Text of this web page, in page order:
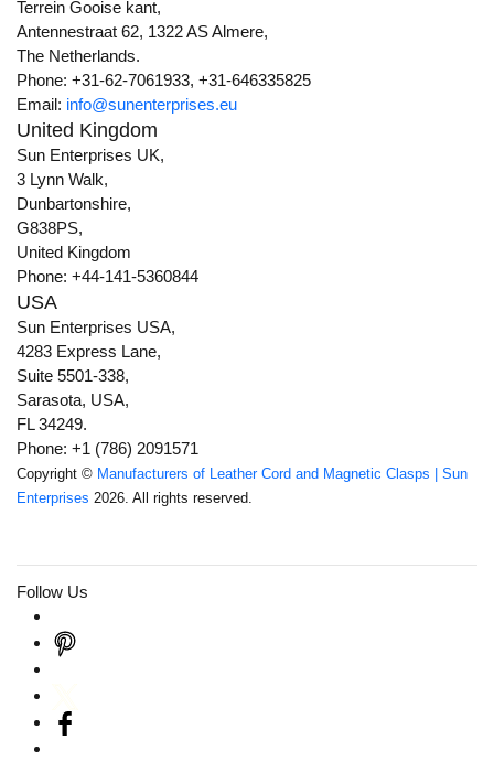
Terrein Gooise kant,
Antennestraat 62, 1322 AS Almere,
The Netherlands.
Phone: +31-62-7061933, +31-646335825
Email: info@sunenterprises.eu
United Kingdom
Sun Enterprises UK,
3 Lynn Walk,
Dunbartonshire,
G838PS,
United Kingdom
Phone: +44-141-5360844
USA
Sun Enterprises USA,
4283 Express Lane,
Suite 5501-338,
Sarasota, USA,
FL 34249.
Phone: +1 (786) 2091571
Copyright © Manufacturers of Leather Cord and Magnetic Clasps | Sun
Enterprises 2026. All rights reserved.
Follow Us